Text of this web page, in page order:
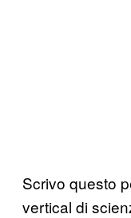
Scrivo questo
vertical di